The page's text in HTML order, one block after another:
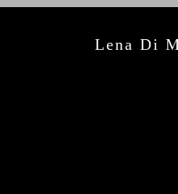
Lena Di